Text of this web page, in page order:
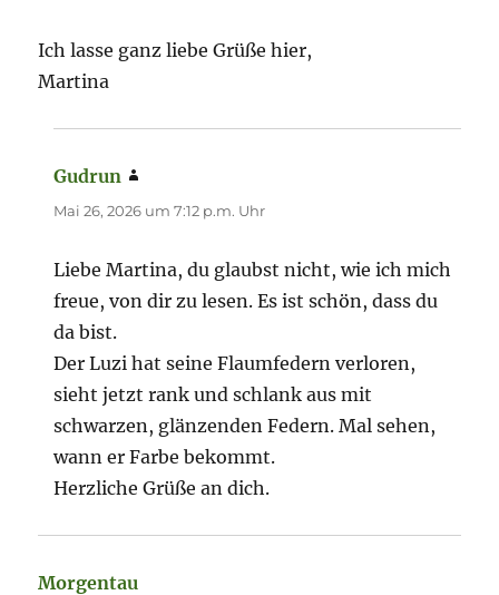
Ich lasse ganz liebe Grüße hier,
Martina
Gudrun
Mai 26, 2026 um 7:12 p.m. Uhr
Liebe Martina, du glaubst nicht, wie ich mich
freue, von dir zu lesen. Es ist schön, dass du
da bist.
Der Luzi hat seine Flaumfedern verloren,
sieht jetzt rank und schlank aus mit
schwarzen, glänzenden Federn. Mal sehen,
wann er Farbe bekommt.
Herzliche Grüße an dich.
Morgentau